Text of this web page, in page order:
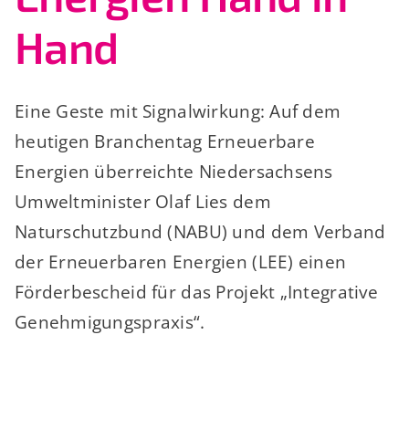
Hand
Eine Geste mit Signalwirkung: Auf dem
heutigen Branchentag Erneuerbare
Energien überreichte Niedersachsens
Umweltminister Olaf Lies dem
Naturschutzbund (NABU) und dem Verband
der Erneuerbaren Energien (LEE) einen
Förderbescheid für das Projekt „Integrative
Genehmigungspraxis“.